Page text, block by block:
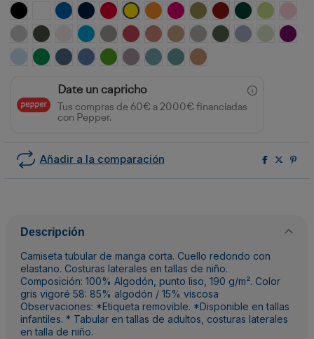
NEGRO BLANCOROYAL MARINOROJO AMARILLONARANJAROSETONVERDE MILITAR
GRANATEVERDE BOTELLA
VERDE
GRIS VIGOREPLOMO OSCURO
BLANCO VINTAGE
TURQUESA
OPALO ROJO CRISANTEMO
NARANJA CLAY
ARENA GRIS PIEDRAVERDE AVENTURA
AZUL ZENVERDE
CELESTEVERDE KELLY
AZUL DENIMAZUL RIVIERA
VERDE GRASS
LAVANDAAZUL LAVADO
AZUL DUSTYNARANJA GREEK
Date un capricho
Tus compras de 60€ a 2000€ financiadas
con Pepper.
Añadir a la comparación
Descripción
Camiseta tubular de manga corta. Cuello redondo con
elastano. Costuras laterales en tallas de niño.
Composición: 100% Algodón, punto liso, 190 g/m². Color
gris vigoré 58: 85% algodón / 15% viscosa
Observaciones: *Etiqueta removible. *Disponible en tallas
infantiles. * Tabular en tallas de adultos, costuras laterales
en talla de niño.